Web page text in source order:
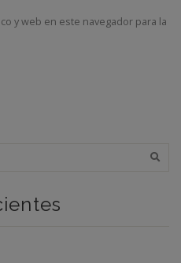
y web en este navegador para la